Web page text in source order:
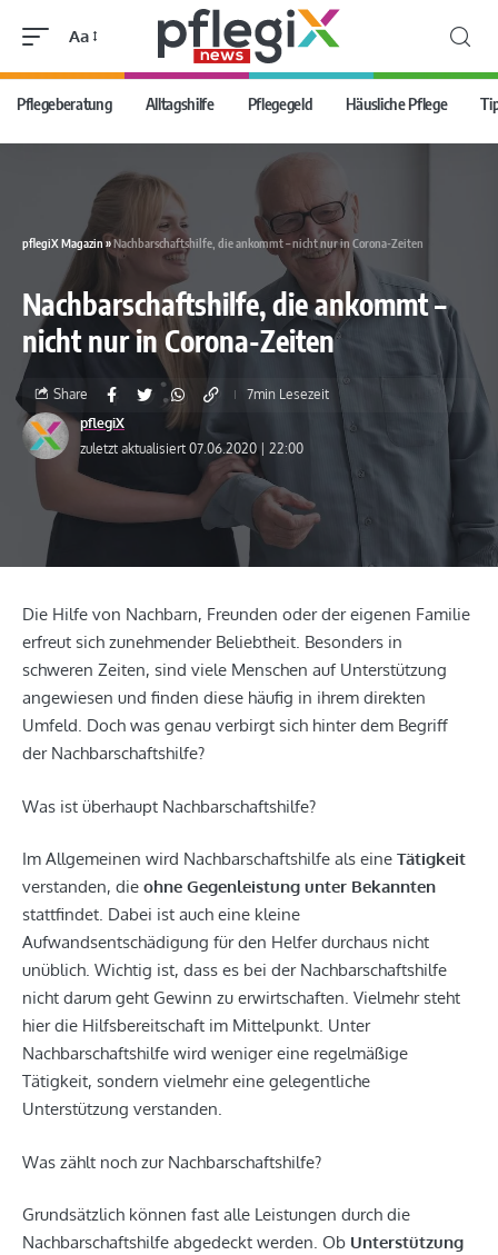
Aa
Pflegeberatung Alltagshilfe Pflegegeld Häusliche Pflege
pflegiX Magazin»Nachbarschaftshilfe, die ankommt – nicht nur in Corona-Zeiten
Nachbarschaftshilfe, die ankommt –
nicht nur in Corona-Zeiten
zuletzt aktualisiert 07.06.2020 | 22:00
pflegiX
Share 7min Lesezeit
Die Hilfe von Nachbarn, Freunden oder der eigenen Familie
erfreut sich zunehmender Beliebtheit. Besonders in
schweren Zeiten, sind viele Menschen auf Unterstützung
angewiesen und finden diese häufig in ihrem direkten
Umfeld. Doch was genau verbirgt sich hinter dem Begriff
der Nachbarschaftshilfe?
Was ist überhaupt Nachbarschaftshilfe?
Im Allgemeinen wird Nachbarschaftshilfe als eine Tätigkeit
verstanden, die ohne Gegenleistung unter Bekannten
stattfindet. Dabei ist auch eine kleine
Aufwandsentschädigung für den Helfer durchaus nicht
unüblich. Wichtig ist, dass es bei der Nachbarschaftshilfe
nicht darum geht Gewinn zu erwirtschaften. Vielmehr steht
hier die Hilfsbereitschaft im Mittelpunkt. Unter
Nachbarschaftshilfe wird weniger eine regelmäßige
Tätigkeit, sondern vielmehr eine gelegentliche
Unterstützung verstanden.
Was zählt noch zur Nachbarschaftshilfe?
Grundsätzlich können fast alle Leistungen durch die
Nachbarschaftshilfe abgedeckt werden. Ob Unterstützung